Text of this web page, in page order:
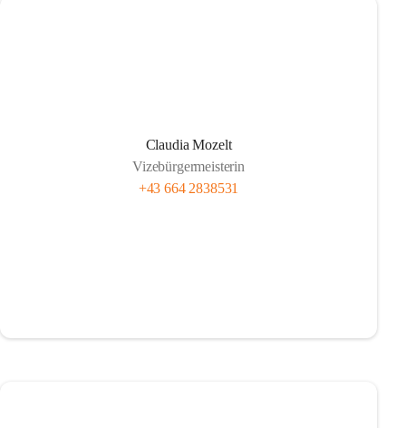
Claudia Mozelt
Vizebürgermeisterin
+43 664 2838531